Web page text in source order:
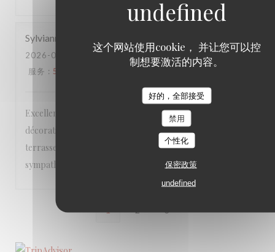
这个网站使用cookie， 并让您可以控
制想要激活的内容。
好的，全部接受
禁用
个性化
保密政策
undefined
Sylvianne
2026-06-21
- 12:30 - 来宾 4
服务 : 5
Excellente table dans un lieu accueillant et chaleureux, à la
décoration soignée, que ce soit à l’intérieur ou sur la
terrasse très agréable. Le personnel est vraiment
sympathique!
1 2 3